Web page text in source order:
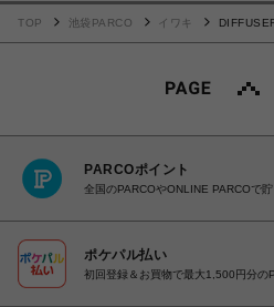
TOP 池袋PARCO イワキ
PARCOポイント
全国のPARCOやONLINE PARCOで
ポケパル払い
初回登録＆お買物で最大1,500円分の